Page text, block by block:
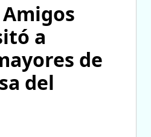
Amigos
a
de
del